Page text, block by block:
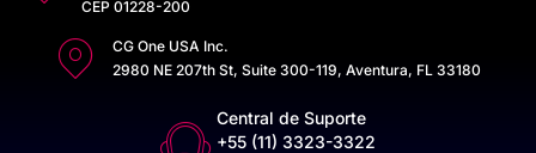
CEP 01228-200
CG One USA Inc.
2980 NE 207th St, Suite 300-119, Aventura, FL 33180
Central de Suporte
+55 (11) 3323-3322